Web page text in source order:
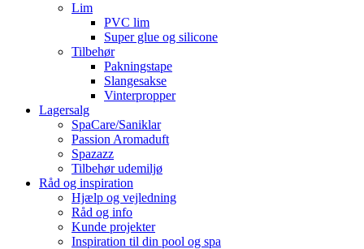
Lim
PVC lim
Super glue og silicone
Tilbehør
Pakningstape
Slangesakse
Vinterpropper
Lagersalg
SpaCare/Saniklar
Passion Aromaduft
Spazazz
Tilbehør udemiljø
Råd og inspiration
Hjælp og vejledning
Råd og info
Kunde projekter
Inspiration til din pool og spa